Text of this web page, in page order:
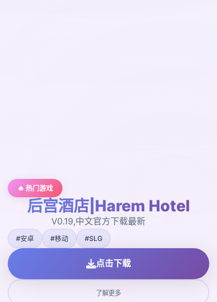
🔥 热门游戏
后宫酒店|Harem Hotel
V0.19,中文官方下载最新
#安卓 #移动 #SLG
点击下载
了解更多